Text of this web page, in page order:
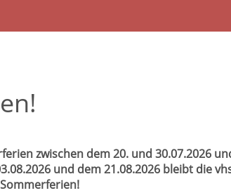
zwischen dem 20. und 30.07.2026
und dem 21.08.2026 bleibt die